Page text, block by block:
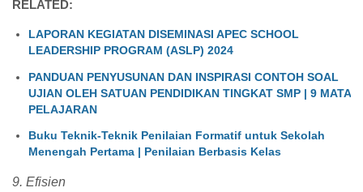
RELATED:
LAPORAN KEGIATAN DISEMINASI APEC SCHOOL
LEADERSHIP PROGRAM (ASLP) 2024
PANDUAN PENYUSUNAN DAN INSPIRASI CONTOH SOAL
UJIAN OLEH SATUAN PENDIDIKAN TINGKAT SMP | 9 MATA
PELAJARAN
Buku Teknik-Teknik Penilaian Formatif untuk Sekolah
Menengah Pertama | Penilaian Berbasis Kelas
9. Efisien